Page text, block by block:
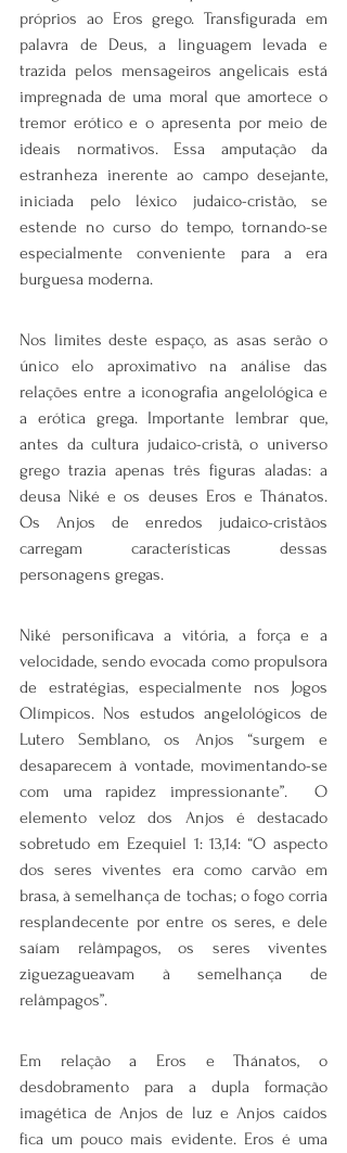
próprios ao Eros grego. Transfigurada em
palavra de Deus, a linguagem levada e
trazida pelos mensageiros angelicais está
impregnada de uma moral que amortece o
tremor erótico e o apresenta por meio de
ideais normativos. Essa amputação da
estranheza inerente ao campo desejante,
iniciada pelo léxico judaico-cristão, se
estende no curso do tempo, tornando-se
especialmente conveniente para a era
burguesa moderna.
Nos limites deste espaço, as asas serão o
único elo aproximativo na análise das
relações entre a iconografia angelológica e
a erótica grega. Importante lembrar que,
antes da cultura judaico-cristã, o universo
grego trazia apenas três figuras aladas: a
deusa Niké e os deuses Eros e Thánatos.
Os Anjos de enredos judaico-cristãos
carregam características dessas
personagens gregas.
Niké personificava a vitória, a força e a
velocidade, sendo evocada como propulsora
de estratégias, especialmente nos Jogos
Olímpicos. Nos estudos angelológicos de
Lutero Semblano, os Anjos “surgem e
desaparecem à vontade, movimentando-se
com uma rapidez impressionante”.  O
elemento veloz dos Anjos é destacado
sobretudo em Ezequiel 1: 13,14: “O aspecto
dos seres viventes era como carvão em
brasa, à semelhança de tochas; o fogo corria
resplandecente por entre os seres, e dele
saíam relâmpagos, os seres viventes
ziguezagueavam à semelhança de
relâmpagos”.
Em relação a Eros e Thánatos, o
desdobramento para a dupla formação
imagética de Anjos de luz e Anjos caídos
fica um pouco mais evidente. Eros é uma